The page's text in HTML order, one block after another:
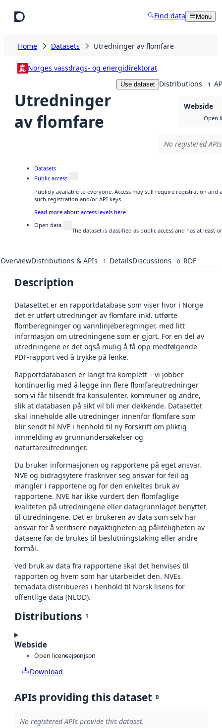
Find data Menu
Home Datasets Utredninger av flomfare
Norges vassdrags- og energidirektorat
Utredninger
av flomfare
Use dataset Distributions 1
Webside
Open
No registered
Datasets
Public access
Publicly available to everyone. Access may still require registration and
such registration and/or API keys.
Read more about access levels here
Open data
The dataset is classified as public access and has at
OverviewDistributions & APIs 1 DetailsDiscussions 0 RDF
Description
Datasettet er en rapportdatabase som viser hvor i Norge
det er utført utredninger av flomfare inkl. utførte
flomberegninger og vannlinjeberegninger, med litt
informasjon om utredningene som er gjort. For en del av
utredningene er det også mulig å få opp medfølgende
PDF-rapport ved å trykke på lenke.
Rapportdatabasen er langt fra komplett – vi jobber
kontinuerlig med å legge inn flere flomfareutredninger
som vi får tilsendt fra konsulenter, kommuner og andre,
slik at databasen på sikt vil bli mer dekkende. Datasettet
skal inneholde alle utredninger innenfor flomfare som
blir sendt til NVE i henhold til ny Forskrift om pliktig
innmelding av grunnundersøkelser og
naturfareutredninger.
Du bruker informasjonen og rapportene på eget ansvar.
NVE og bidragsytere fraskriver seg ansvar for feil og
mangler i rapportene og for den enkeltes bruk av
rapportene. NVE har ikke vurdert den flomfaglige
kvaliteten på utredningene eller datagrunnlaget benyttet
til utredningene. Det er brukeren av data som selv har
ansvar for å verifisere nøyaktigheten og påliteligheten av
dataene før de brukes til beslutningstaking eller andre
formål.
Ved bruk av data fra rapportene skal det henvises til
rapporten og hvem som har utarbeidet den. NVEs
temadata distribueres i henhold til Norsk lisens for
offentlige data (NLOD).
Distributions 1
Webside
Open licensejsonjson
Download
APIs providing this dataset 0
No registered APIs provide this dataset.